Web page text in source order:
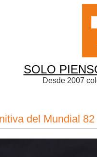
SOLO
Desde 2007
del Mundial 82